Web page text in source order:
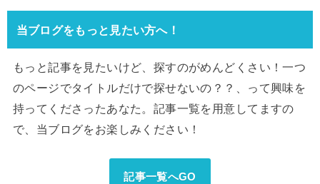
当ブログをもっと見たい方へ！
もっと記事を見たいけど、探すのがめんどくさい！一つ
のページでタイトルだけで探せないの？？、って興味を
持ってくださったあなた。記事一覧を用意してますの
で、当ブログをお楽しみください！
記事一覧へGO